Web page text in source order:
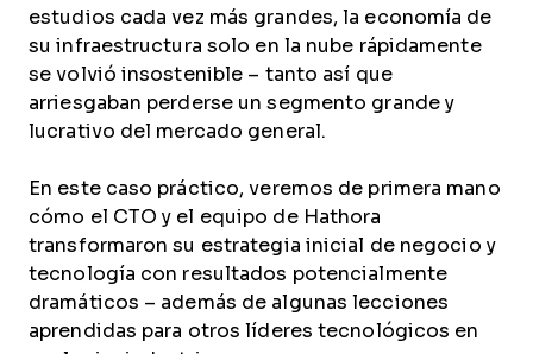
estudios cada vez más grandes, la economía de
su infraestructura solo en la nube rápidamente
se volvió insostenible – tanto así que
arriesgaban perderse un segmento grande y
lucrativo del mercado general.
En este caso práctico, veremos de primera mano
cómo el CTO y el equipo de Hathora
transformaron su estrategia inicial de negocio y
tecnología con resultados potencialmente
dramáticos – además de algunas lecciones
aprendidas para otros líderes tecnológicos en